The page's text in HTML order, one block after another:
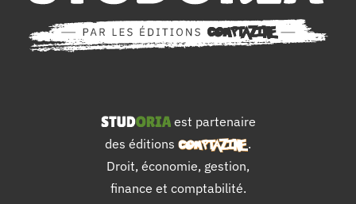
est partenaire
des éditions
.
Droit, économie, gestion,
finance et comptabilité.